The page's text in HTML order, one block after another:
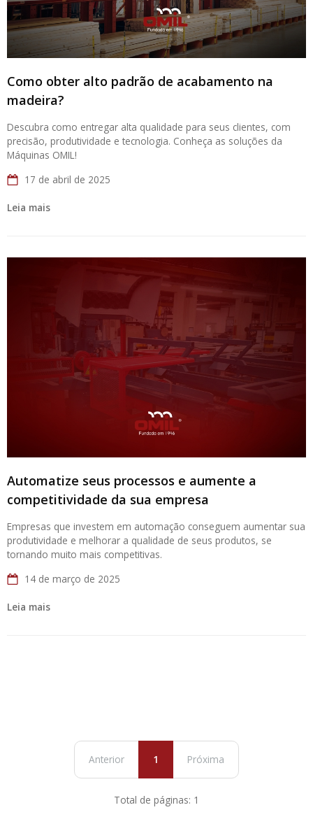
Como obter alto padrão de acabamento na
madeira?
Descubra como entregar alta qualidade para seus clientes, com
precisão, produtividade e tecnologia. Conheça as soluções da
Máquinas OMIL!
17 de abril de 2025
Leia mais
Automatize seus processos e aumente a
competitividade da sua empresa
Empresas que investem em automação conseguem aumentar sua
produtividade e melhorar a qualidade de seus produtos, se
tornando muito mais competitivas.
14 de março de 2025
Leia mais
Anterior 1 Próxima
Total de páginas: 1